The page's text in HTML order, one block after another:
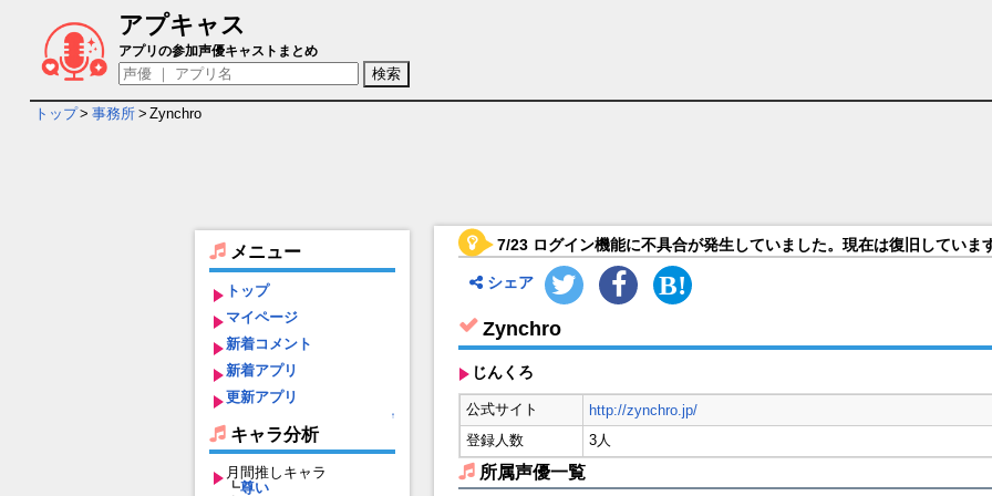
アプキャス
事務所/Zynchro
アプリの参加声優キャストまとめ
トップ> 事務所 > Zynchro
メニュー
トップ
マイページ
新着コメント
新着アプリ
更新アプリ
↑
キャラ分析
月間推しキャラ
┗尊い
7/23 ログイン機能に不具合が発生していました。現在は復旧していま
シェア
Zynchro
じんくろ
公式サイト
http://zynchro.jp/
登録人数
3人
所属声優一覧